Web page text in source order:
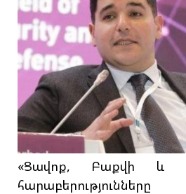
«Ցավոք, Բաքվի և